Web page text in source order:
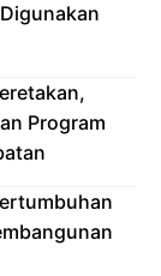
Program